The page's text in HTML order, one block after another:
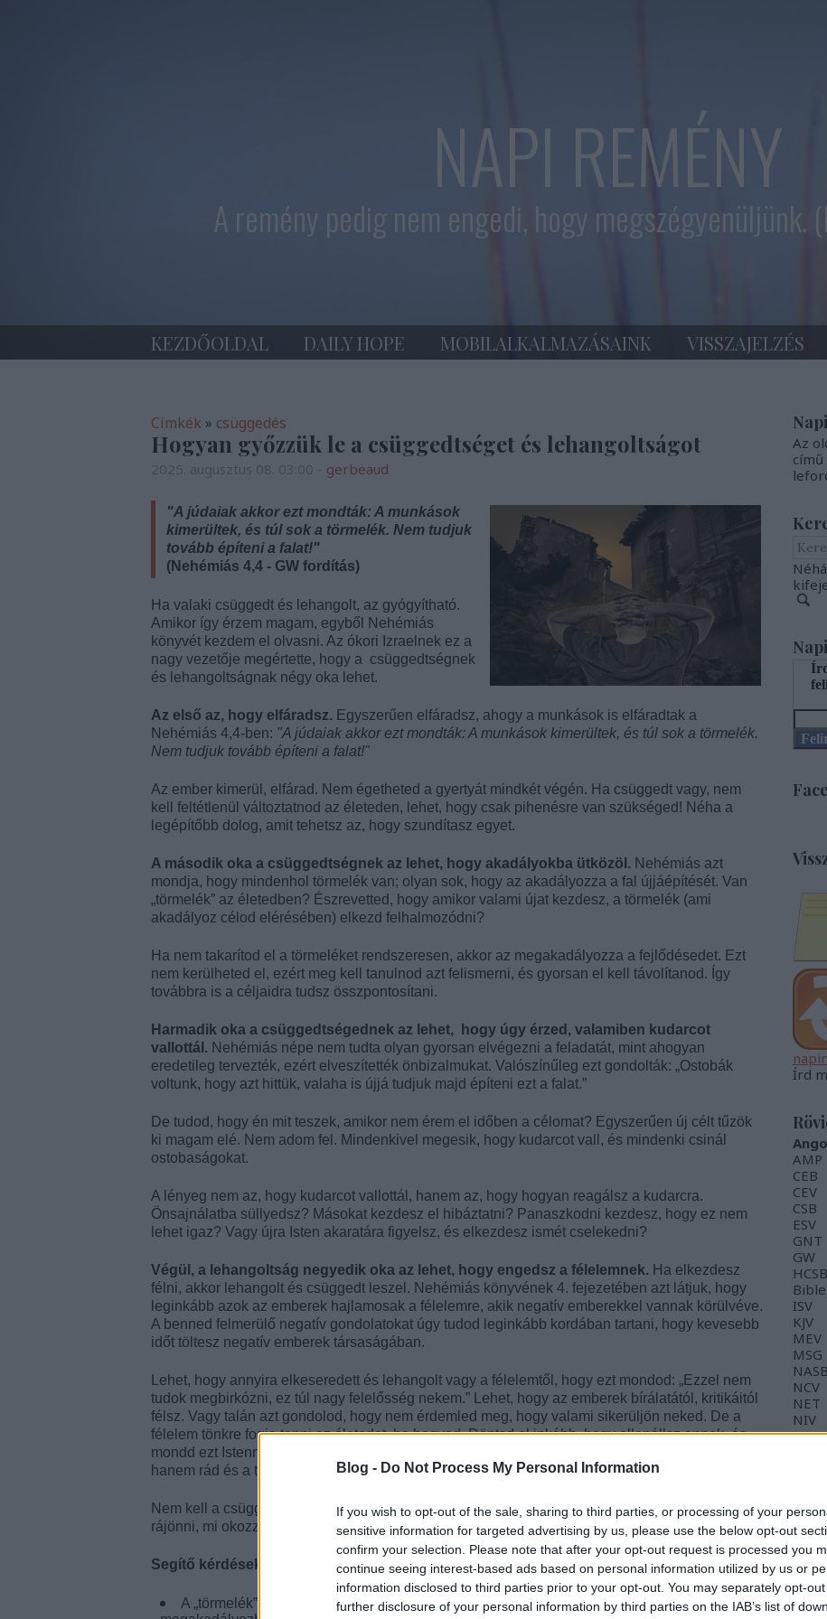
Blog - Do Not Process My Personal Information
If you wish to opt-out of the sale, sharing to third parties, or processing of your
sensitive information for targeted advertising by us, please use the below opt-out
confirm your selection. Please note that after your opt-out request is processed you
continue seeing interest-based ads based on personal information utilized by us or
information disclosed to third parties prior to your opt-out. You may separately opt-
further disclosure of your personal information by third parties on the IAB’s list of
NAPI REMÉNY
A remény pedig nem engedi, hogy megszégyenüljünk.
KEZDŐOLDAL DAILY HOPE MOBILALKALMAZÁSAINK VISSZAJELZÉS
Címkék » csüggedés
Hogyan győzzük le a csüggedtséget és lehangoltságot
gerbeaud
"A júdaiak akkor ezt mondták: A munkások
kimerültek, és túl sok a törmelék. Nem tudjuk
tovább építeni a falat!"
(Nehémiás 4,4 - GW fordítás)
Ha valaki csüggedt és lehangolt, az gyógyítható.
Amikor így érzem magam, egyből Nehémiás
könyvét kezdem el olvasni. Az ókori Izraelnek ez a
nagy vezetője megértette, hogy a csüggedtségnek
és lehangoltságnak négy oka lehet.
Az első az, hogy elfáradsz. Egyszerűen elfáradsz, ahogy a munkások is elfáradtak a
Nehémiás 4,4-ben: "A júdaiak akkor ezt mondták: A munkások kimerültek, és túl sok a törmelék.
Nem tudjuk tovább építeni a falat!"
Az ember kimerül, elfárad. Nem égetheted a gyertyát mindkét végén. Ha csüggedt vagy, nem
kell feltétlenül változtatnod az életeden, lehet, hogy csak pihenésre van szükséged! Néha a
legépítőbb dolog, amit tehetsz az, hogy szundítasz egyet.
A második oka a csüggedtségnek az lehet, hogy akadályokba ütközöl. Nehémiás azt
mondja, hogy mindenhol törmelék van; olyan sok, hogy az akadályozza a fal újjáépítését. Van
„törmelék” az életedben? Észrevetted, hogy amikor valami újat kezdesz, a törmelék (ami
akadályoz célod elérésében) elkezd felhalmozódni?
Ha nem takarítod el a törmeléket rendszeresen, akkor az megakadályozza a fejlődésedet. Ezt
nem kerülheted el, ezért meg kell tanulnod azt felismerni, és gyorsan el kell távolítanod. Így
továbbra is a céljaidra tudsz összpontosítani.
Harmadik oka a csüggedtségednek az lehet, hogy úgy érzed, valamiben kudarcot
vallottál. Nehémiás népe nem tudta olyan gyorsan elvégezni a feladatát, mint ahogyan
eredetileg tervezték, ezért elveszítették önbizalmukat. Valószínűleg ezt gondolták: „Ostobák
voltunk, hogy azt hittük, valaha is újjá tudjuk majd építeni ezt a falat.”
De tudod, hogy én mit teszek, amikor nem érem el időben a célomat? Egyszerűen új célt tűzök
ki magam elé. Nem adom fel. Mindenkivel megesik, hogy kudarcot vall, és mindenki csinál
ostobaságokat.
A lényeg nem az, hogy kudarcot vallottál, hanem az, hogy hogyan reagálsz a kudarcra.
Önsajnálatba süllyedsz? Másokat kezdesz el hibáztatni? Panaszkodni kezdesz, hogy ez nem
lehet igaz? Vagy újra Isten akaratára figyelsz, és elkezdesz ismét cselekedni?
Végül, a lehangoltság negyedik oka az lehet, hogy engedsz a félelemnek. Ha elkezdesz
félni, akkor lehangolt és csüggedt leszel. Nehémiás könyvének 4. fejezetében azt látjuk, hogy
leginkább azok az emberek hajlamosak a félelemre, akik negatív emberekkel vannak körülvéve.
A benned felmerülő negatív gondolatokat úgy tudod leginkább kordában tartani, hogy kevesebb
időt töltesz negatív emberek társaságában.
Lehet, hogy annyira elkeseredett és lehangolt vagy a félelemtől, hogy ezt mondod: „Ezzel nem
tudok megbirkózni, ez túl nagy felelősség nekem.” Lehet, hogy az emberek bírálatától, kritikáitól
félsz. Vagy talán azt gondolod, hogy nem érdemled meg, hogy valami sikerüljön neked. De a
félelem tönkre fogja tenni az életedet, ha hagyod. Döntsd el inkább, hogy ellenállsz annak, és
mondd ezt Istennek: „Istenem, segíts, hogy ne a problémára és a körülményekre figyeljek,
hanem rád és a te ígéreteidre.”
Nem kell a csüggedtség és lehangoltság állapotában megrekedned. Kérd Istent, hogy segítsen
rájönni, mi okozza nálad ezt, kezeld az okot, majd menj tovább előre bátran.
Segítő kérdések elmélkedéshez, beszélgetéshez:
A „törmelék” (ami akadályoz célod elérésében) felemésztheti az idődet és az energiádat, és
Az
Írd
GW
Bible
ISV
KJV
NIV